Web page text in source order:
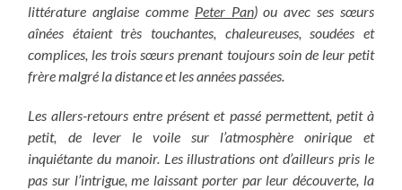
littérature anglaise comme Peter Pan) ou avec ses sœurs
aînées étaient très touchantes, chaleureuses, soudées et
complices, les trois sœurs prenant toujours soin de leur petit
frère malgré la distance et les années passées.
Les allers-retours entre présent et passé permettent, petit à
petit, de lever le voile sur l’atmosphère onirique et
inquiétante du manoir. Les illustrations ont d’ailleurs pris le
pas sur l’intrigue, me laissant porter par leur découverte, la